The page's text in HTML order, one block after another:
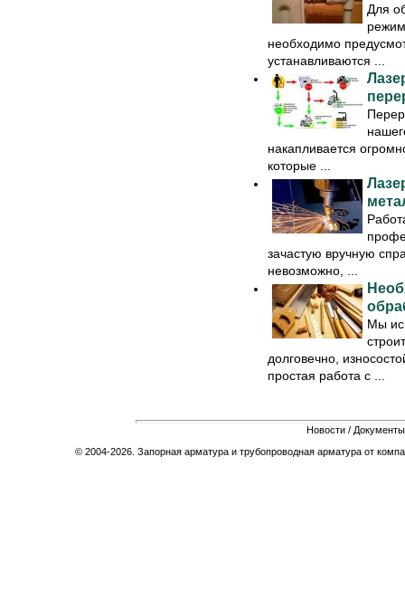
Для
необходимо
устанавливаются ...
накапливается
которые ...
зачастую вручную
невозможно, ...
Мы
долговечно,
простая работа с ...
Новости / Документы
© 2004-2026. Запорная арматура и трубопроводная арматура от